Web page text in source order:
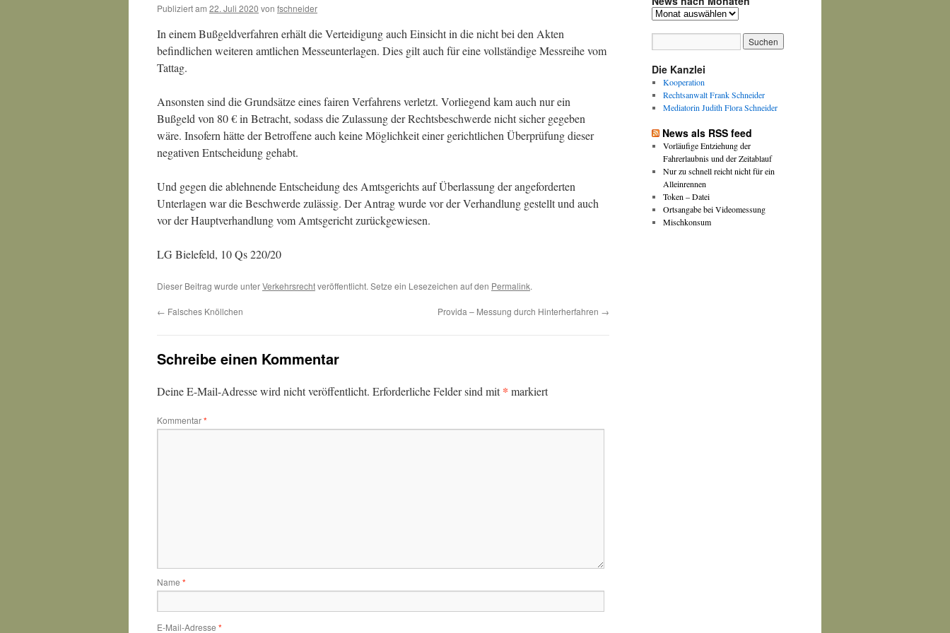
Publiziert am 22. Juli 2020 von fschneider
In einem Bußgeldverfahren erhält die Verteidigung auch Einsicht in die nicht bei den Akten
befindlichen weiteren amtlichen Messeunterlagen. Dies gilt auch für eine vollständige Messreihe vom
Tattag.
Ansonsten sind die Grundsätze eines fairen Verfahrens verletzt. Vorliegend kam auch nur ein
Bußgeld von 80 € in Betracht, sodass die Zulassung der Rechtsbeschwerde nicht sicher gegeben
wäre. Insofern hätte der Betroffene auch keine Möglichkeit einer gerichtlichen Überprüfung dieser
negativen Entscheidung gehabt.
Und gegen die ablehnende Entscheidung des Amtsgerichts auf Überlassung der angeforderten
Unterlagen war die Beschwerde zulässig. Der Antrag wurde vor der Verhandlung gestellt und auch
vor der Hauptverhandlung vom Amtsgericht zurückgewiesen.
LG Bielefeld, 10 Qs 220/20
Dieser Beitrag wurde unterVerkehrsrechtveröffentlicht. Setze ein Lesezeichen auf den Permalink.
← Falsches Knöllchen Provida – Messung durch Hinterherfahren →
Schreibe einen Kommentar
Deine E-Mail-Adresse wird nicht veröffentlicht. Erforderliche Felder sind mit* markiert
Kommentar*
Name *
E-Mail-Adresse *
News
Die Kanzlei
Kooperation
Rechtsanwalt Frank Schneider
Mediatorin Judith Flora Schneider
News als RSS feed
Vorläufige Entziehung der
Fahrerlaubnis und der Zeitablauf
Nur zu schnell reicht nicht für ein
Alleinrennen
Token – Datei
Ortsangabe bei Videomessung
Mischkonsum